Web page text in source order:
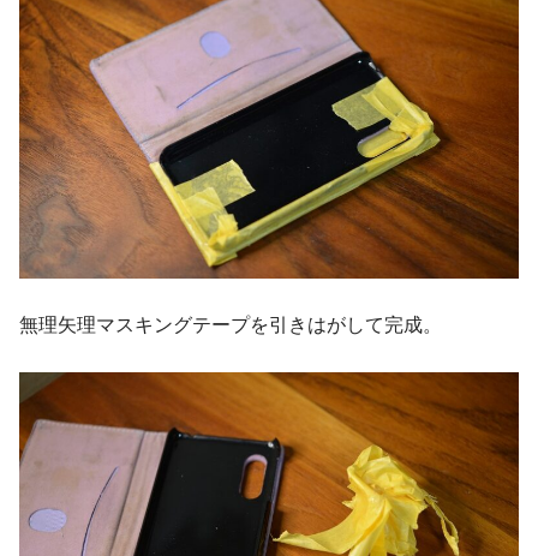
無理矢理マスキングテープを引きはがして完成。